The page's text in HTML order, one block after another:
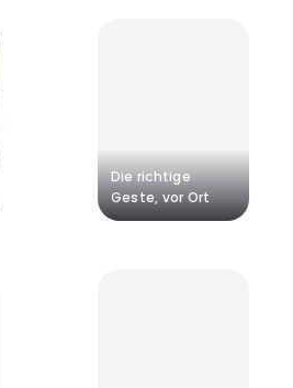
Die richtige
Geste, vor Ort